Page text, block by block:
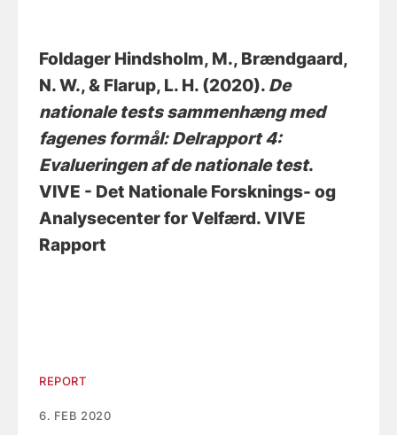
Foldager Hindsholm, M., Brændgaard,
N. W., & Flarup, L. H. (2020). De
nationale tests sammenhæng med
fagenes formål: Delrapport 4:
Evalueringen af de nationale test.
VIVE - Det Nationale Forsknings- og
Analysecenter for Velfærd. VIVE
Rapport
REPORT
6. FEB 2020